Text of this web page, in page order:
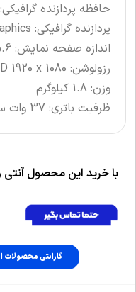
حافظه پردازنده
پردازنده گرافیکی: intel UHD Graphics
اندازه صفحه نمایش: 15.6 اینچ
رزولوشن: FHD 1920 x 1080
وزن: 1.8 کیلوگرم
ظرفیت باتری: 37 وات ساعت
با خرید این محصول آنتی
گارانتی محصولات